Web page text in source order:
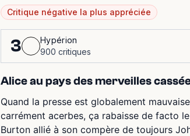
Critique négative la plus appréciée
3
Hypérion
900 critiques
Alice au pays des merveilles
Quand la presse est globalement
carrément acerbes, ça rabaisse de facto
Burton allié à son compère de toujours